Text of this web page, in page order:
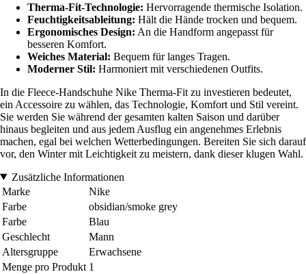
Therma-Fit-Technologie: Hervorragende thermische Isolation.
Feuchtigkeitsableitung: Hält die Hände trocken und bequem.
Ergonomisches Design: An die Handform angepasst für
besseren Komfort.
Weiches Material: Bequem für langes Tragen.
Moderner Stil: Harmoniert mit verschiedenen Outfits.
In die Fleece-Handschuhe Nike Therma-Fit zu investieren bedeutet,
ein Accessoire zu wählen, das Technologie, Komfort und Stil vereint.
Sie werden Sie während der gesamten kalten Saison und darüber
hinaus begleiten und aus jedem Ausflug ein angenehmes Erlebnis
machen, egal bei welchen Wetterbedingungen. Bereiten Sie sich darauf
vor, den Winter mit Leichtigkeit zu meistern, dank dieser klugen Wahl.
Zusätzliche Informationen
Marke
Nike
Farbe
obsidian/smoke grey
Farbe
Blau
Geschlecht
Mann
Altersgruppe
Erwachsene
Menge pro Produkt 1